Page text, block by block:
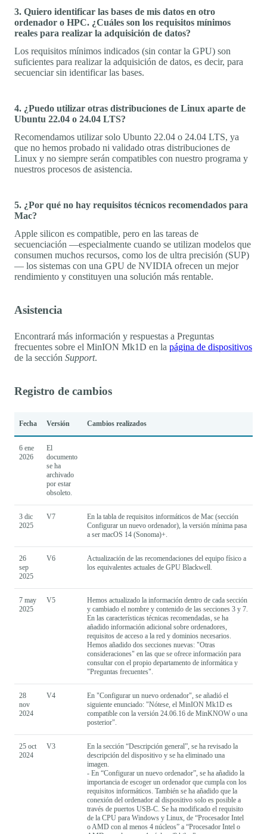
3. Quiero identificar las bases de mis datos en otro
ordenador o HPC. ¿Cuáles son los requisitos mínimos
reales para realizar la adquisición de datos?
Los requisitos mínimos indicados (sin contar la GPU) son
suficientes para realizar la adquisición de datos, es decir, para
secuenciar sin identificar las bases.
4. ¿Puedo utilizar otras distribuciones de Linux aparte de
Ubuntu 22.04 o 24.04 LTS?
Recomendamos utilizar solo Ubunto 22.04 o 24.04 LTS, ya
que no hemos probado ni validado otras distribuciones de
Linux y no siempre serán compatibles con nuestro programa y
nuestros procesos de asistencia.
5. ¿Por qué no hay requisitos técnicos recomendados para
Mac?
Apple silicon es compatible, pero en las tareas de
secuenciación —especialmente cuando se utilizan modelos que
consumen muchos recursos, como los de ultra precisión (SUP)
— los sistemas con una GPU de NVIDIA ofrecen un mejor
rendimiento y constituyen una solución más rentable.
Asistencia
Encontrará más información y respuestas a Preguntas
frecuentes sobre el MinION Mk1D en la página de dispositivos
de la sección Support.
Registro de cambios
Fecha Versión Cambios realizados
6 ene
2026
El
documento
se ha
archivado
por estar
obsoleto.
3 dic
2025
V7
En la tabla de requisitos informáticos de Mac (sección
Configurar un nuevo ordenador), la versión mínima pasa
a ser macOS 14 (Sonoma)+.
26
sep
2025
V6
Actualización de las recomendaciones del equipo físico a
los equivalentes actuales de GPU Blackwell.
7 may
2025
V5
Hemos actualizado la información dentro de cada sección
y cambiado el nombre y contenido de las secciones 3 y 7.
En las características técnicas recomendadas, se ha
añadido información adicional sobre ordenadores,
requisitos de acceso a la red y dominios necesarios.
Hemos añadido dos secciones nuevas: "Otras
consideraciones" en las que se ofrece información para
consultar con el propio departamento de informática y
"Preguntas frecuentes".
28
nov
2024
V4
En "Configurar un nuevo ordenador", se añadió el
siguiente enunciado: "Nótese, el MinION Mk1D es
compatible con la versión 24.06.16 de MinKNOW o una
posterior".
25 oct
2024
V3
En la sección “Descripción general”, se ha revisado la
descripción del dispositivo y se ha eliminado una
imagen.
- En “Configurar un nuevo ordenador”, se ha añadido la
importancia de escoger un ordenador que cumpla con los
requisitos informáticos. También se ha añadido que la
conexión del ordenador al dispositivo solo es posible a
través de puertos USB-C. Se ha modificado el requisito
de la CPU para Windows y Linux, de “Procesador Intel
o AMD con al menos 4 núcleos” a “Procesador Intel o